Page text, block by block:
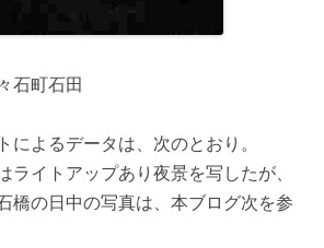
石町石田
よるデータは、次のとおり。
イトアップあり夜景を写したが、
橋の日中の写真は、本ブログ次を参